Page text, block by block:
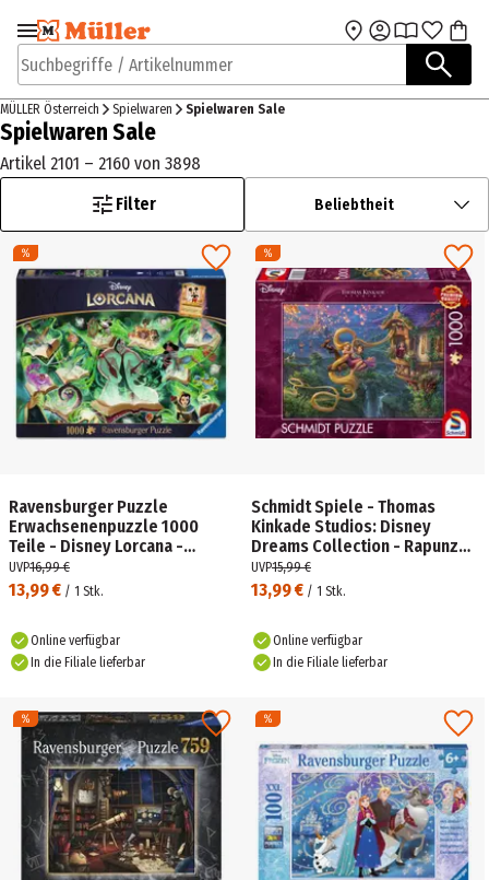
Zur Navigation
springen
Zum Hauptinhalt
Suchbegriffe / Artikelnummer
MÜLLER Österreich Spielwaren Spielwaren Sale
Spielwaren Sale
Artikel 2101 – 2160 von 3898
Filter
Beliebtheit
Ravensburger Puzzle
Erwachsenenpuzzle 1000
Teile - Disney Lorcana -
Glimmers of the Realm:
Emerald
13,99 € / 1 Stk.
UVP16,99 €
Online verfügbar
In die Filiale lieferbar
Schmidt Spiele - Thomas
Kinkade Studios: Disney
Dreams Collection - Rapunzel
Tangled Up In Love, 1.000
Teile Puzzle
13,99 € / 1 Stk.
UVP15,99 €
Online verfügbar
In die Filiale lieferbar